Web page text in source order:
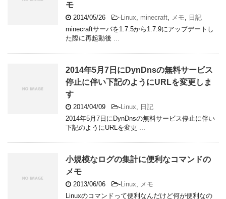
モ
2014/05/26 -Linux, minecraft, メモ, 日記
minecraftサーバを1.7.5から1.7.9にアップデートし
た際に再起動後 ...
2014年5月7日にDynDnsの無料サービス
停止に伴い下記のようにURLを変更しま
す
2014/04/09 -Linux, 日記
2014年5月7日にDynDnsの無料サービス停止に伴い
下記のようにURLを変更 ...
小規模なログの集計に便利なコマンドの
メモ
2013/06/06 -Linux, メモ
Linuxのコマンドって便利なんだけど何が便利なの